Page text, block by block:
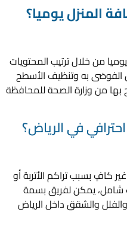
المنزل يوميا؟
من خلال ترتيب المحتويات
الفوضى به وتنظيف الأسطح
بها من وزارة الصحة للمحافظة
في الرياض؟
كافٍ بسبب تراكم الأتربة أو
شامل، يمكن لفريق بسمة
والشقق داخل الرياض